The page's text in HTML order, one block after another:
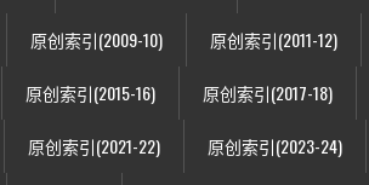
原创索引(2009-10) 原创索引(2011-12)
原创索引(2015-16) 原创索引(2017-18)
原创索引(2021-22) 原创索引(2023-24)